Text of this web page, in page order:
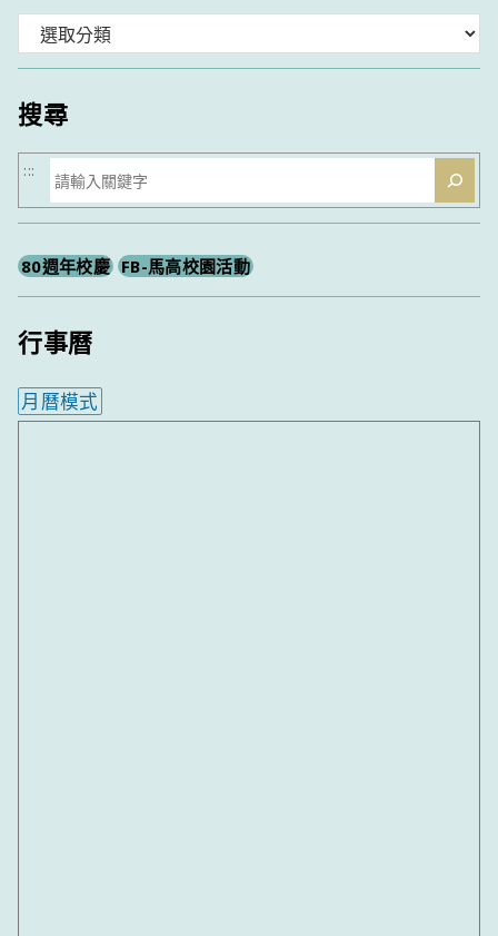
類
搜尋
搜
尋
:::
80週年校慶 FB-馬高校園活動
行事曆
月曆模式